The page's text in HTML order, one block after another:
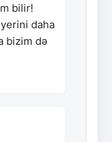
bilir!
daha
bizim də